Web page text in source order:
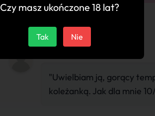
💬 Komentarze
"Uwielbiam ją, gorący
koleżanką. Jak dla mnie
Czy masz ukończone 18 lat?
Tak Nie